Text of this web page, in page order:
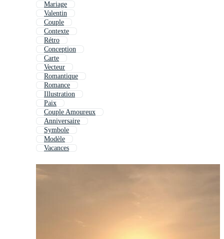
Mariage
Valentin
Couple
Contexte
Rétro
Conception
Carte
Vecteur
Romantique
Romance
Illustration
Paix
Couple Amoureux
Anniversaire
Symbole
Modèle
Vacances